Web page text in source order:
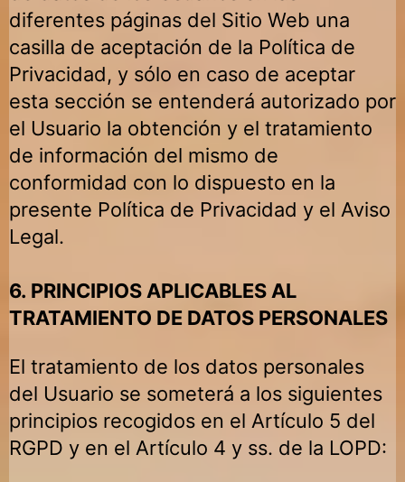
diferentes páginas del Sitio Web una
casilla de aceptación de la Política de
Privacidad, y sólo en caso de aceptar
esta sección se entenderá autorizado por
el Usuario la obtención y el tratamiento
de información del mismo de
conformidad con lo dispuesto en la
presente Política de Privacidad y el Aviso
Legal.
6. PRINCIPIOS APLICABLES AL
TRATAMIENTO DE DATOS PERSONALES
El tratamiento de los datos personales
del Usuario se someterá a los siguientes
principios recogidos en el Artículo 5 del
RGPD y en el Artículo 4 y ss. de la LOPD: